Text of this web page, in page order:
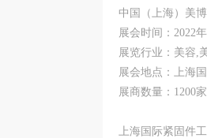
中国（上海）美
展会时间：2022
展览行业：美容,
展会地点：上海
展商数量：1200家
上海国际紧固件